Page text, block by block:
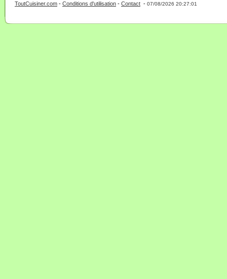
ToutCuisiner.com - Conditions d'utilisation - Contact - 07/08/2026 20:27:01